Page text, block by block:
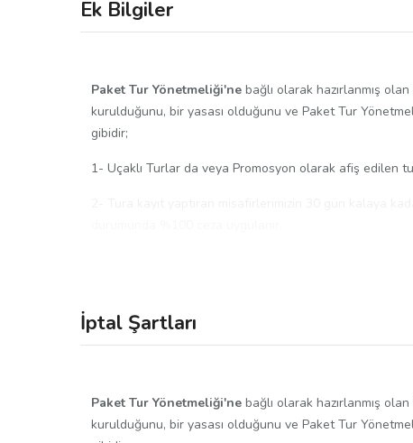
Ek Bilgiler
Paket Tur Yönetmeliği'ne bağlı olarak hazırlanmış
kurulduğunu, bir yasası olduğunu ve Paket Tur
gibidir;
1- Uçaklı Turlar da veya Promosyon olarak afiş edilen
hastanelerinden alınan raporu (Başhekim veya en az 2
Tüm Turlar için Genel Bilgiler:
denk gelmeyebilir. Tüm planlarınızı buna göre
turdan önce SMS ile tarafınıza gönderilecektir. Turdan
İptal Şartları
Paket Tur Yönetmeliği'ne bağlı olarak hazırlanmış
kurulduğunu, bir yasası olduğunu ve Paket Tur